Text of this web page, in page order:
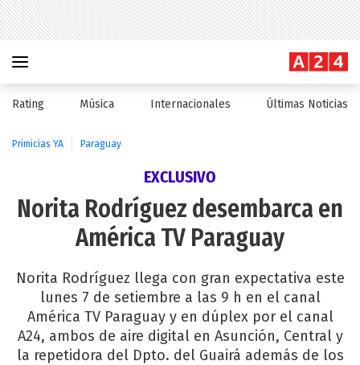
Rating Música Internacionales Últimas Noticias
Primicias YA Paraguay
EXCLUSIVO
Norita Rodríguez desembarca en
América TV Paraguay
Norita Rodríguez llega con gran expectativa este
lunes 7 de setiembre a las 9 h en el canal
América TV Paraguay y en dúplex por el canal
A24, ambos de aire digital en Asunción, Central y
la repetidora del Dpto. del Guairá además de los